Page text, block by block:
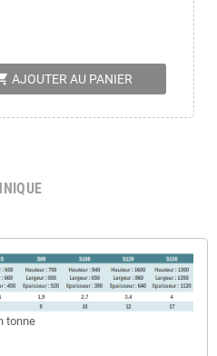
AJOUTER AU PANIER
tonne